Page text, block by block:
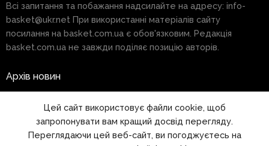
Всі запитання та побажання надсилайте на адресу: info-
basket@ukr.net При використанні матеріалів сайту
посилання на basket.com.ua є обов'язковим. Редакція
basket.com.ua не завжди поділяє позицію авторів.
Архів новин
Правила
Цей сайт використовує файли cookie, щоб
запропонувати вам кращий досвід перегляду.
Переглядаючи цей веб-сайт, ви погоджуєтесь на